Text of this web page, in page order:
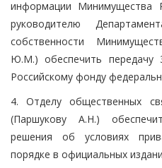
информации Минимущества
руководителю
собственности
Ю.М.) обеспечить передачу
Российскому фонду
4. Отделу общественных
(Паршукову А.Н.)
решения об условиях
порядке в официальных